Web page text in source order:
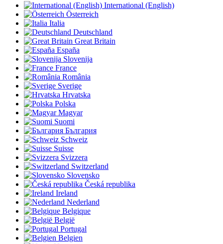
International (English)
Österreich
Italia
Deutschland
Great Britain
España
Slovenija
France
România
Sverige
Hrvatska
Polska
Magyar
Suomi
България
Schweiz
Suisse
Svizzera
Switzerland
Slovensko
Česká republika
Ireland
Nederland
Belgique
België
Portugal
Belgien